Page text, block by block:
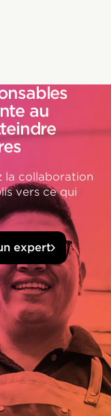
au
la collaboration
vers ce qui
expert